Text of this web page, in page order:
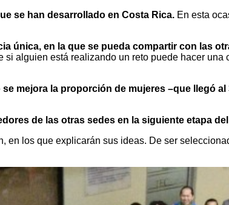
se han desarrollado en Costa Rica. En esta
única, en la que se pueda compartir con las
alguien está realizando un reto puede hacer una
se mejora la proporción de mujeres –que llegó
de las otras sedes en la siguiente etapa
los que explicarán sus ideas. De ser